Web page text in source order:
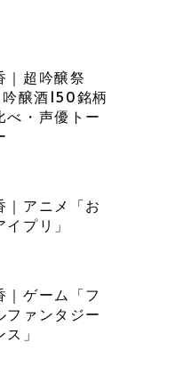
｜超吟醸祭
醸酒150銘柄
べ・声優トー
｜アニメ「お
プリ」
｜ゲーム「フ
ファンタジー
」